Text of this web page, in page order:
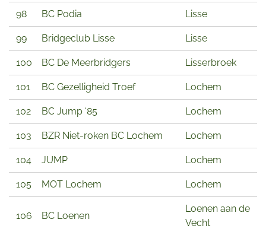
98 BC Podia Lisse
99 Bridgeclub Lisse Lisse
100 BC De Meerbridgers Lisserbroek
101 BC Gezelligheid Troef Lochem
102 BC Jump ‘85 Lochem
103 BZR Niet-roken BC Lochem Lochem
104 JUMP Lochem
105 MOT Lochem Lochem
106 BC Loenen
Loenen aan de
Vecht